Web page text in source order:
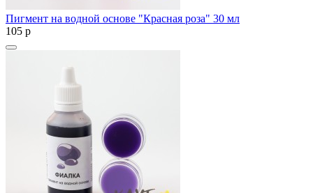
Пигмент на водной основе "Красная роза" 30 мл
105 p